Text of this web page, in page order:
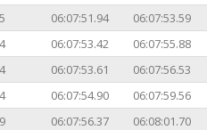
06:07:51.94
06:07:53.59
06:07:53.42
06:07:55.88
06:07:53.61
06:07:56.53
06:07:54.90
06:07:59.56
06:07:56.37
06:08:01.70